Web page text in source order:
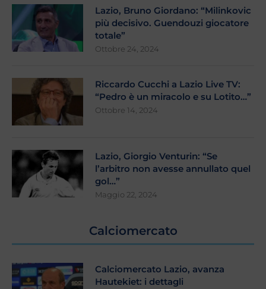
Lazio, Bruno Giordano: “Milinkovic
più decisivo. Guendouzi giocatore
totale”
Ottobre 24, 2024
Riccardo Cucchi a Lazio Live TV:
“Pedro è un miracolo e su Lotito…”
Ottobre 14, 2024
Lazio, Giorgio Venturin: “Se
l’arbitro non avesse annullato quel
gol…”
Maggio 22, 2024
Calciomercato
Calciomercato Lazio, avanza
Hautekiet: i dettagli